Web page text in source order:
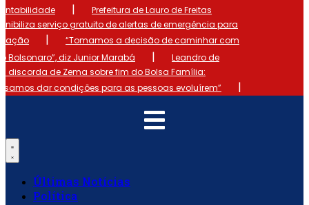
|
Prefeitura de Lauro de Freitas
serviço gratuito de alertas de emergência para
|
“Tomamos a decisão de caminhar com
Bolsonaro”, diz Junior Marabá
|
Leandro de
discorda de Zema sobre fim do Bolsa Família:
dar condições para as pessoas evoluírem”
|
Últimas Notícias
Política